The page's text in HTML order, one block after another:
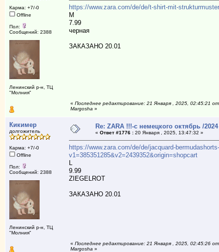
Карма: +7/-0
Offline
Пол:
Сообщений: 2388
Ленинский р-н, ТЦ
"Молния"
https://www.zara.com/de/de/t-shirt-mit-
M
7.99
черная
ЗАКАЗАНО 20.01
« Последнее редактирование: 21 Января , 2025, 02:45:21 от
Margosha »
Кикимер
долгожитель
Карма: +7/-0
Offline
Пол:
Сообщений: 2388
Ленинский р-н, ТЦ
"Молния"
Re: ZARA !!!-с немецкого октябрь /2024
« Ответ #1776 :20 Января , 2025, 13:47:32 »
https://www.zara.com/de/de/jacquard-
v1=385351285&v2=2439352&origin=shopcart
L
9.99
ZIEGELROT
ЗАКАЗАНО 20.01
« Последнее редактирование: 21 Января , 2025, 02:45:26 от
Margosha »